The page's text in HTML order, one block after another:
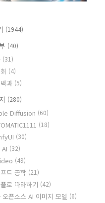
(1944)
(40)
(31)
(4)
과 (5)
(280)
Diffusion (60)
(18)
(30)
(32)
(49)
트 공학 (21)
로 따라하기 (42)
오픈소스 AI 이미지 모델 (6)